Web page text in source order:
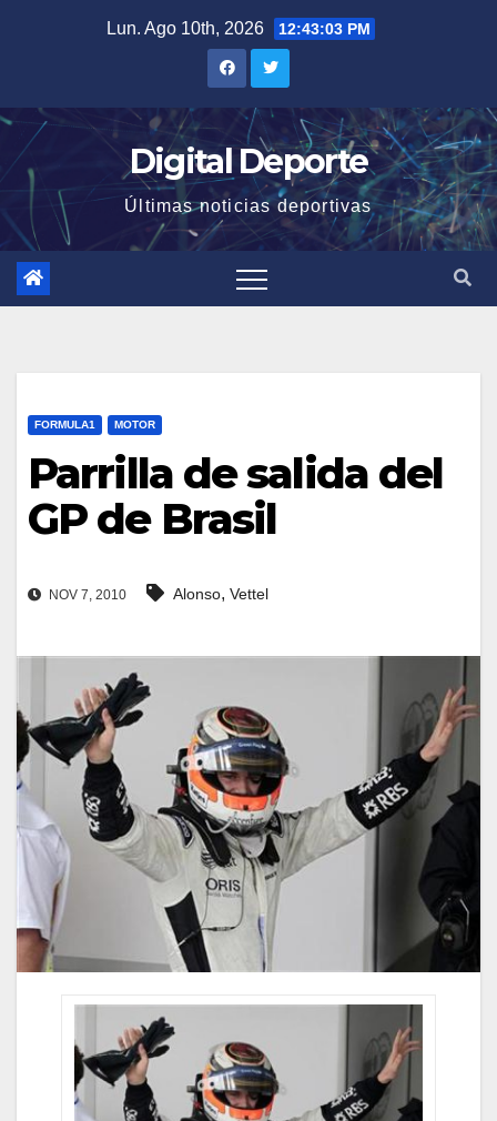
Lun. Ago 10th, 2026 12:43:04 PM
Digital Deporte
Últimas noticias deportivas
FORMULA1 MOTOR
Parrilla de salida del
GP de Brasil
NOV 7, 2010 Alonso, Vettel